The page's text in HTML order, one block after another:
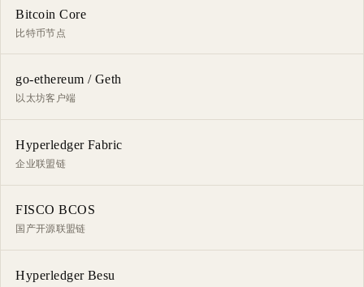
Bitcoin Core
比特币节点
go-ethereum / Geth
以太坊客户端
Hyperledger Fabric
企业联盟链
FISCO BCOS
国产开源联盟链
Hyperledger Besu